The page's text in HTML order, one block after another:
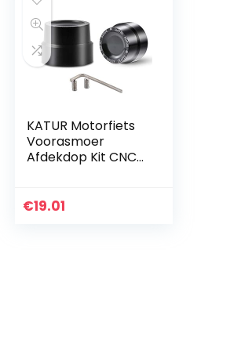
KATUR Motorfiets
Voorasmoer
Afdekdop Kit CNC
Harley Sportster
€19.01